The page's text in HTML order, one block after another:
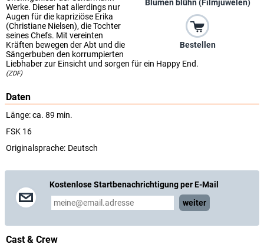
Blumen blühn (Filmjuwelen)
Bestellen
Werke. Dieser hat allerdings nur
Augen für die kapriziöse Erika
(Christiane Nielsen), die Tochter
seines Chefs. Mit vereinten
Kräften bewegen der Abt und die
Sängerbuben den korrumpierten
Liebhaber zur Einsicht und sorgen für ein Happy End.
(ZDF)
Daten
Länge: ca. 89 min.
FSK 16
Originalsprache: Deutsch
Kostenlose Startbenachrichtigung per E-Mail
weiter
Cast & Crew